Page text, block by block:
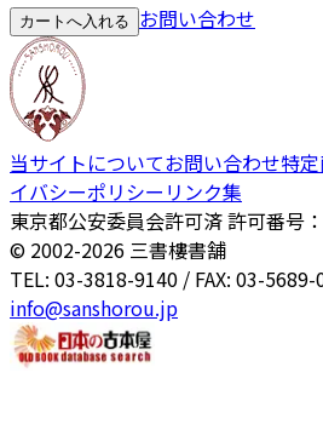
カートへ入れる お問い合わせ
当サイトについてお問い合わせ特
イバシーポリシー リンク集
東京都公安委員会許可済 許可番号
© 2002-2026 三書樓書舗
TEL: 03-3818-9140 / FAX: 03-
info@sanshorou.jp